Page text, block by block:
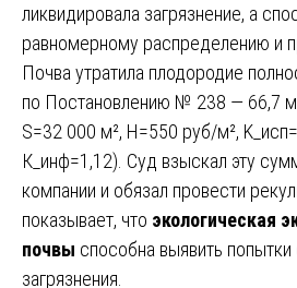
ликвидировала загрязнение, а
равномерному распределению и
Почва утратила плодородие
по Постановлению № 238 — 66,7
S=32 000 м², H=550 руб/м²,
К_инф=1,12). Суд взыскал эту
компании и обязал провести
показывает, что экологическая
почвы способна выявить
загрязнения.